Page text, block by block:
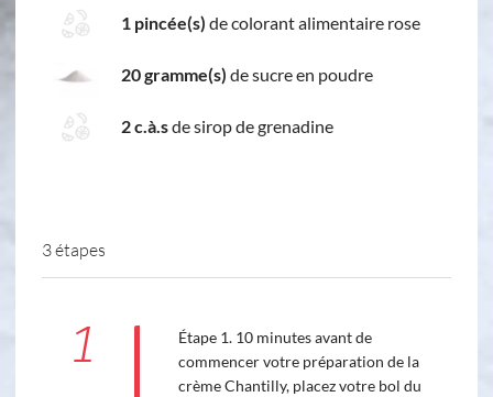
1 pincée(s) de colorant alimentaire rose
20 gramme(s) de sucre en poudre
2 c.à.sde sirop de grenadine
3 étapes
1
Étape 1. 10 minutes avant de
commencer votre préparation de la
crème Chantilly, placez votre bol du